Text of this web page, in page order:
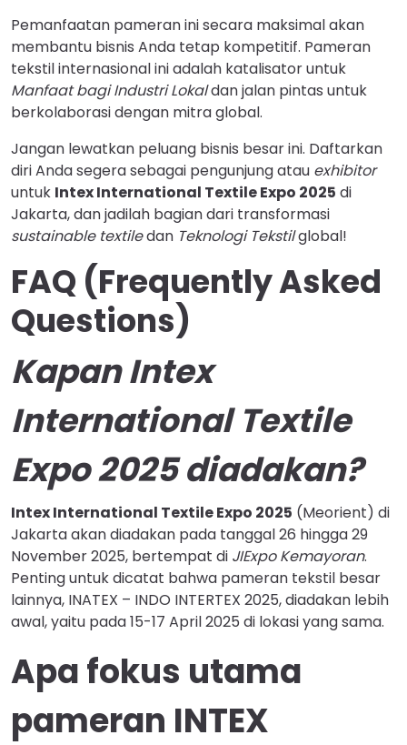
Pemanfaatan pameran ini secara maksimal akan
membantu bisnis Anda tetap kompetitif. Pameran
tekstil internasional ini adalah katalisator untuk
Manfaat bagi Industri Lokaldan jalan pintas untuk
berkolaborasi dengan mitra global.
Jangan lewatkan peluang bisnis besar ini. Daftarkan
diri Anda segera sebagai pengunjung atau exhibitor
untuk Intex International Textile Expo 2025 di
Jakarta, dan jadilah bagian dari transformasi
sustainable textiledan Teknologi Tekstilglobal!
FAQ (Frequently Asked
Questions)
Kapan Intex
International Textile
Expo 2025 diadakan?
Intex International Textile Expo 2025 (Meorient) di
Jakarta akan diadakan pada tanggal 26 hingga 29
November 2025, bertempat di JIExpo Kemayoran.
Penting untuk dicatat bahwa pameran tekstil besar
lainnya, INATEX – INDO INTERTEX 2025, diadakan lebih
awal, yaitu pada 15-17 April 2025 di lokasi yang sama.
Apa fokus utama
pameran INTEX